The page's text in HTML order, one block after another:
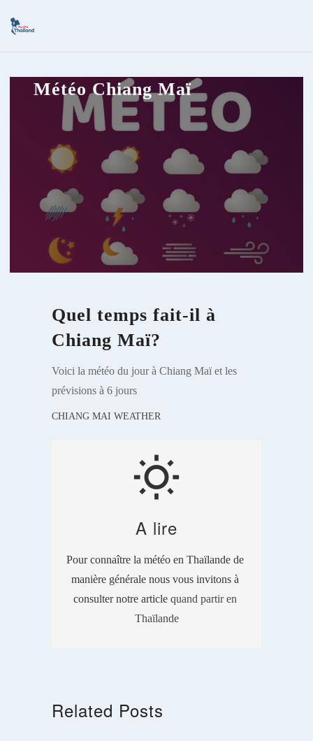
Météo Chiang Maï
Quel temps fait-il à
Chiang Maï?
Voici la météo du jour à Chiang Maï et les
prévisions à 6 jours
CHIANG MAI WEATHER
wb_sunny
A lire
Pour connaître la météo en Thaïlande de
manière générale nous vous invitons à
consulter notre article quand partir en
Thaïlande
Related Posts